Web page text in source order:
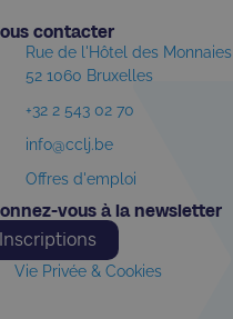
contacter​
Rue de l'Hôtel des Monnaies
52 1060 Bruxelles
+32 2 543 02 70
info@cclj.be
Offres d'emploi
vous à la newsletter​
Inscriptions
Vie Privée & Cookies